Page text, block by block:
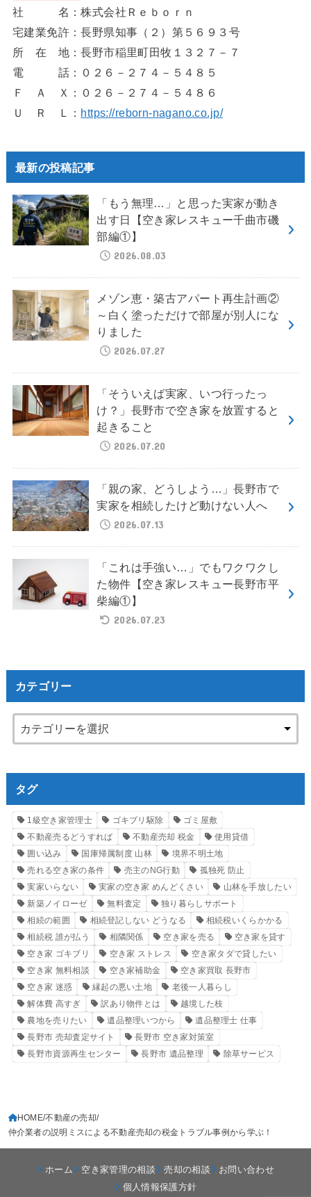
社 名：株式会社Ｒｅｂｏｒｎ
宅建業免許：長野県知事（２）第５６９３号
所 在 地：長野市稲里町田牧１３２７－７
電 話：０２６－２７４－５４８５
Ｆ Ａ Ｘ：０２６－２７４－５４８６
Ｕ Ｒ Ｌ： https://reborn-nagano.co.jp/
最新の投稿記事
「もう無理…」と思った実家が動き
出す日【空き家レスキュー千曲市磯
部編①】
2026.08.03
メゾン恵・築古アパート再生計画②
～白く塗っただけで部屋が別人にな
りました
2026.07.27
「そういえば実家、いつ行ったっ
け？」長野市で空き家を放置すると
起きること
2026.07.20
「親の家、どうしよう…」長野市で
実家を相続したけど動けない人へ
2026.07.13
「これは手強い…」でもワクワクし
た物件【空き家レスキュー長野市平
柴編①】
2026.07.23
カテゴリー
タグ
1級空き家管理士 ゴキブリ駆除
ゴミ屋敷
不動産売るどうすれば
不動産売却 税金
使用貸借
囲い込み
国庫帰属制度 山林
境界不明土地
売れる空き家の条件
売主のNG行動
孤独死 防止
実家いらない
実家の空き家 めんどくさい
山林を手放したい
新築ノイローゼ
無料査定
独り暮らしサポート
相続の範囲
相続登記しない どうなる
相続税いくらかかる
相続税 誰が払う
相隣関係 空き家を売る
空き家を貸す
空き家 ゴキブリ
空き家 ストレス
空き家タダで貸したい
空き家 無料相談
空き家補助金
空き家買取 長野市
空き家 迷惑
縁起の悪い土地
老後一人暮らし
解体費 高すぎ
訳あり物件とは
越境した枝
農地を売りたい
遺品整理いつから
遺品整理士 仕事
長野市 売却査定サイト
長野市 空き家対策室
長野市資源再生センター
長野市 遺品整理 除草サービス
HOME 不動産の売却
仲介業者の説明ミスによる不動産売却の税金トラブル事例から学ぶ！
ホーム 空き家管理の相談 売却の相談
お問い合わせ
個人情報保護方針